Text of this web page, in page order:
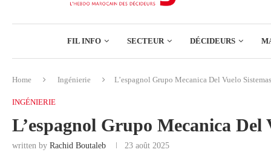
FIL INFO SECTEUR
BOURSE
DÉCIDEURS
Home Ingénierie L’espagnol Grupo Mecanica Del Vuelo
INGÉNIERIE
L’espagnol Grupo Mecanica
written by Rachid Boutaleb 23 août 2025